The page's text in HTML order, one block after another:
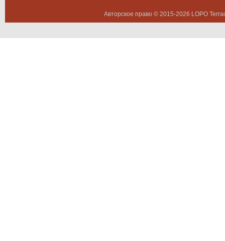
Авторское право © 2015-2026 LOPO